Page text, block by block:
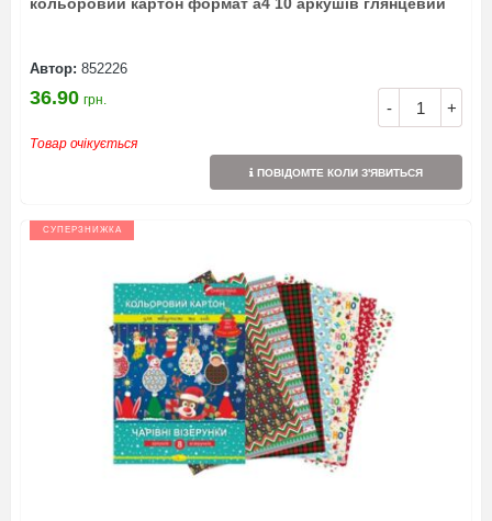
Автор: 852226
- +
36.90 грн.
Товар очікується
ПОВІДОМТЕ КОЛИ З'ЯВИТЬСЯ
СУПЕРЗНИЖКА